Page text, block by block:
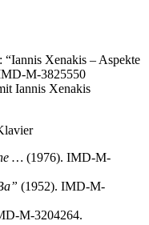
Xenakis – Aspekte
M-3825550
Iannis Xenakis
… (1976). IMD-M-
(1952). IMD-M-
M-3204264.